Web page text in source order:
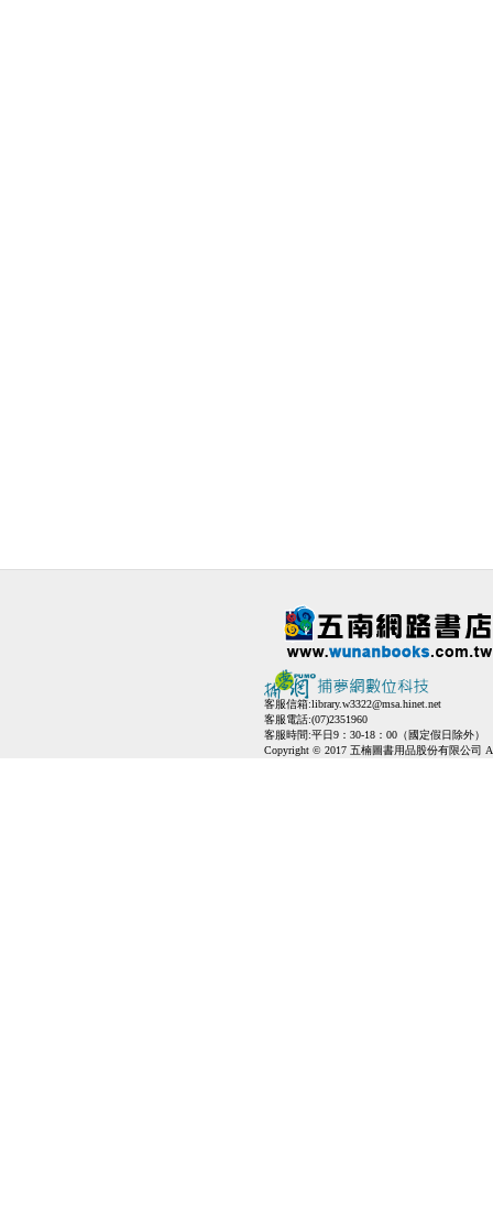
客服信箱:library.w3322@msa.hinet.net
客服電話:(07)2351960
客服時間:平日9：30-18：00（國定假日除外）
Copyright © 2017 五楠圖書用品股份有限公司